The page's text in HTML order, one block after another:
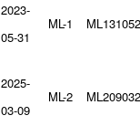
2023-
05-31
ML-1
2025-
03-09
ML-2